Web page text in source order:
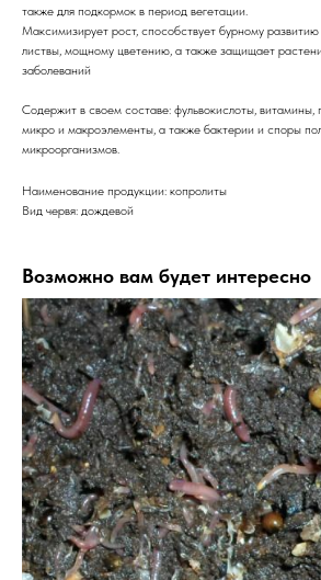
также для подкормок в период вегетации.
Максимизирует рост, способствует бурному
листвы, мощному цветению, а также защищает
заболеваний
Содержит в своем составе: фульвокислоты,
микро и макроэлементы, а также бактерии и споры
микроорганизмов.
Наименование продукции: копролиты
Вид червя: дождевой
Возможно вам будет интересно